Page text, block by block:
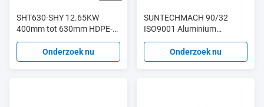
SHT630-SHY 12.65KW
400mm tot 630mm HDPE-
pijpfusiebedrijf 380V
leverancierOnderzoek nu
SUNTECHMACH 90/32
ISO9001 Aluminium
Lassocket PTFE Oppervlak
anti plakkenOnderzoek nu